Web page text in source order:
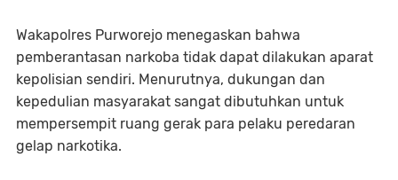
Wakapolres Purworejo menegaskan bahwa
pemberantasan narkoba tidak dapat dilakukan aparat
kepolisian sendiri. Menurutnya, dukungan dan
kepedulian masyarakat sangat dibutuhkan untuk
mempersempit ruang gerak para pelaku peredaran
gelap narkotika.